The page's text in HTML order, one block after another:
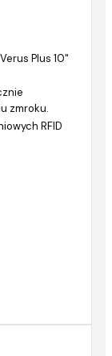
Plus 10"
zmroku.
RFID